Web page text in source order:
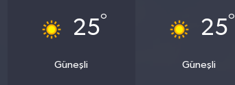
25°
Güneşli
25°
Güneşli